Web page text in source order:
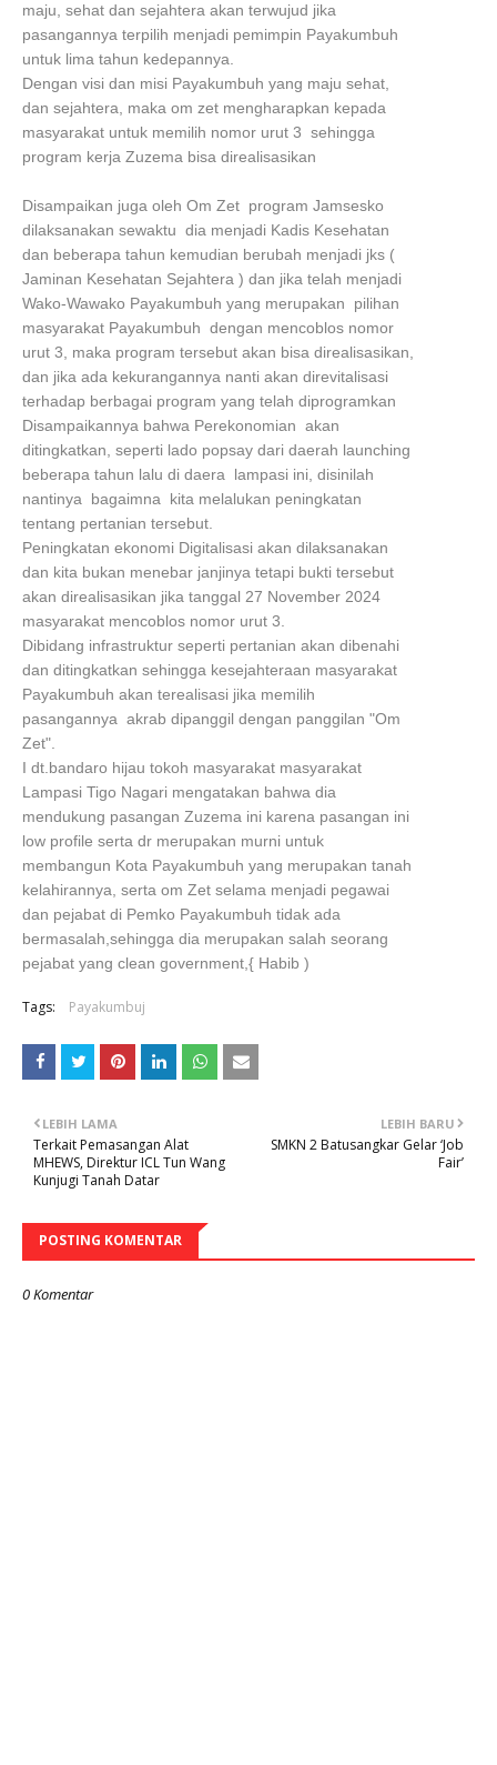
maju, sehat dan sejahtera akan terwujud jika
pasangannya terpilih menjadi pemimpin Payakumbuh
untuk lima tahun kedepannya.
Dengan visi dan misi Payakumbuh yang maju sehat,
dan sejahtera, maka om zet mengharapkan kepada
masyarakat untuk memilih nomor urut 3 sehingga
program kerja Zuzema bisa direalisasikan
Disampaikan juga oleh Om Zet program Jamsesko
dilaksanakan sewaktu dia menjadi Kadis Kesehatan
dan beberapa tahun kemudian berubah menjadi jks (
Jaminan Kesehatan Sejahtera ) dan jika telah menjadi
Wako-Wawako Payakumbuh yang merupakan pilihan
masyarakat Payakumbuh dengan mencoblos nomor
urut 3, maka program tersebut akan bisa direalisasikan,
dan jika ada kekurangannya nanti akan direvitalisasi
terhadap berbagai program yang telah diprogramkan
Disampaikannya bahwa Perekonomian akan
ditingkatkan, seperti lado popsay dari daerah launching
beberapa tahun lalu di daera lampasi ini, disinilah
nantinya bagaimna kita melalukan peningkatan
tentang pertanian tersebut.
Peningkatan ekonomi Digitalisasi akan dilaksanakan
dan kita bukan menebar janjinya tetapi bukti tersebut
akan direalisasikan jika tanggal 27 November 2024
masyarakat mencoblos nomor urut 3.
Dibidang infrastruktur seperti pertanian akan dibenahi
dan ditingkatkan sehingga kesejahteraan masyarakat
Payakumbuh akan terealisasi jika memilih
pasangannya akrab dipanggil dengan panggilan "Om
Zet".
I dt.bandaro hijau tokoh masyarakat masyarakat
Lampasi Tigo Nagari mengatakan bahwa dia
mendukung pasangan Zuzema ini karena pasangan ini
low profile serta dr merupakan murni untuk
membangun Kota Payakumbuh yang merupakan tanah
kelahirannya, serta om Zet selama menjadi pegawai
dan pejabat di Pemko Payakumbuh tidak ada
bermasalah,sehingga dia merupakan salah seorang
pejabat yang clean government,{ Habib )
Tags: Payakumbuj
LEBIH BARU
SMKN 2 Batusangkar Gelar ‘Job
Fair’
LEBIH LAMA
Terkait Pemasangan Alat
MHEWS, Direktur ICL Tun Wang
Kunjugi Tanah Datar
POSTING KOMENTAR
0 Komentar